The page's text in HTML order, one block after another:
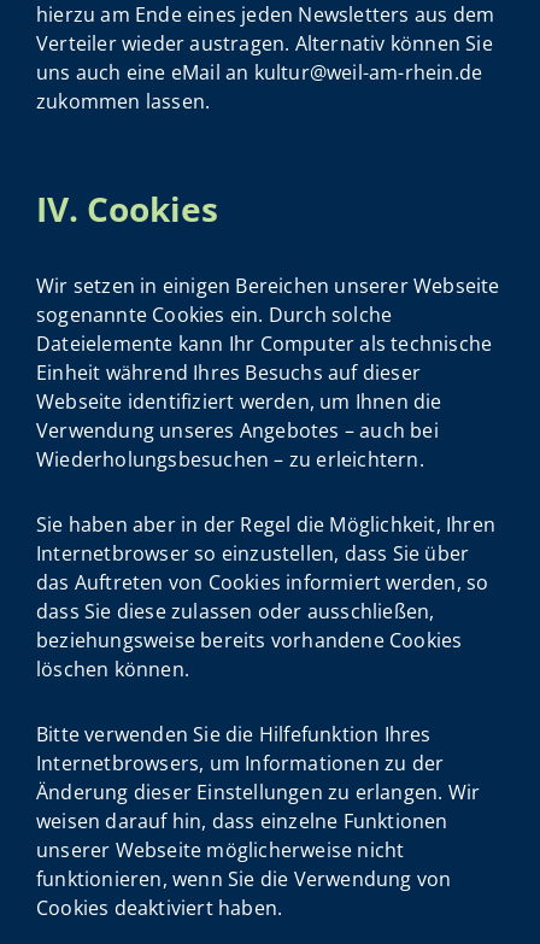
hierzu am Ende eines jeden Newsletters aus dem
Verteiler wieder austragen. Alternativ können Sie
uns auch eine eMail an kultur@weil-am-rhein.de
zukommen lassen.
IV. Cookies
Wir setzen in einigen Bereichen unserer Webseite
sogenannte Cookies ein. Durch solche
Dateielemente kann Ihr Computer als technische
Einheit während Ihres Besuchs auf dieser
Webseite identifiziert werden, um Ihnen die
Verwendung unseres Angebotes – auch bei
Wiederholungsbesuchen – zu erleichtern.
Sie haben aber in der Regel die Möglichkeit, Ihren
Internetbrowser so einzustellen, dass Sie über
das Auftreten von Cookies informiert werden, so
dass Sie diese zulassen oder ausschließen,
beziehungsweise bereits vorhandene Cookies
löschen können.
Bitte verwenden Sie die Hilfefunktion Ihres
Internetbrowsers, um Informationen zu der
Änderung dieser Einstellungen zu erlangen. Wir
weisen darauf hin, dass einzelne Funktionen
unserer Webseite möglicherweise nicht
funktionieren, wenn Sie die Verwendung von
Cookies deaktiviert haben.